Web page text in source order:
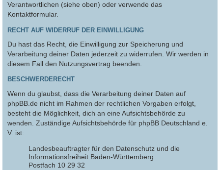
Verantwortlichen (siehe oben) oder verwende das
Kontaktformular.
RECHT AUF WIDERRUF DER EINWILLIGUNG
Du hast das Recht, die Einwilligung zur Speicherung und
Verarbeitung deiner Daten jederzeit zu widerrufen. Wir werden in
diesem Fall den Nutzungsvertrag beenden.
BESCHWERDERECHT
Wenn du glaubst, dass die Verarbeitung deiner Daten auf
phpBB.de nicht im Rahmen der rechtlichen Vorgaben erfolgt,
besteht die Möglichkeit, dich an eine Aufsichtsbehörde zu
wenden. Zuständige Aufsichtsbehörde für phpBB Deutschland e.
V. ist:
Landesbeauftragter für den Datenschutz und die
Informationsfreiheit Baden-Württemberg
Postfach 10 29 32